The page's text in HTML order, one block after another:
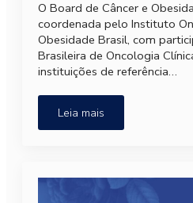
O Board de Câncer e
coordenada pelo Instituto
Obesidade Brasil, com
Brasileira de Oncologia
instituições de referência…
Leia mais